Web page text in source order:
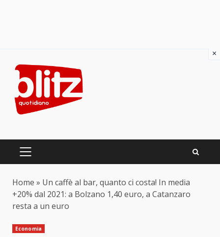
content
PRIMARY
Home » Un caffè al bar, quanto ci costa! In media
+20% dal 2021: a Bolzano 1,40 euro, a Catanzaro
resta a un euro
Economia
×